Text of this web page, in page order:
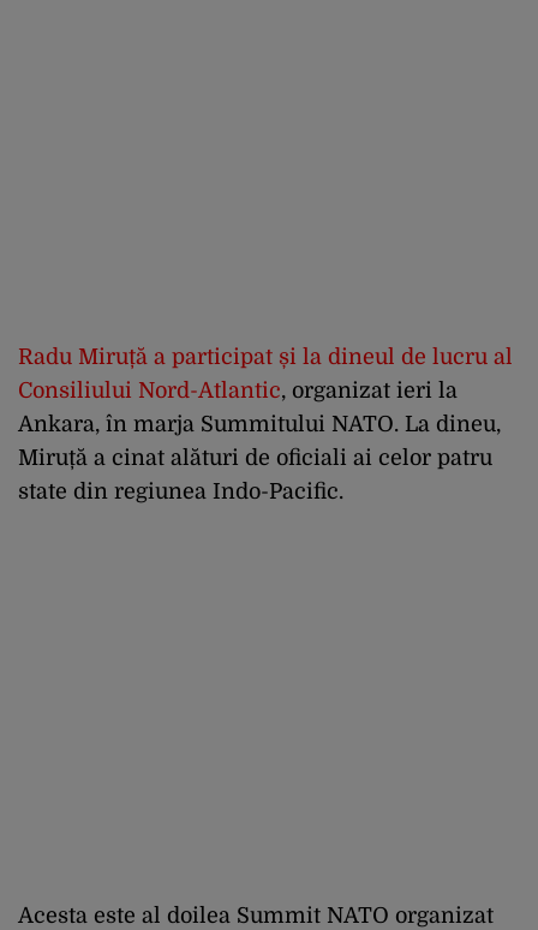
Radu Miruță a participat și la dineul de lucru al
Consiliului Nord-Atlantic, organizat ieri la
Ankara, în marja Summitului NATO. La dineu,
Miruță a cinat alături de oficiali ai celor patru
state din regiunea Indo-Pacific.
Acesta este al doilea Summit NATO organizat